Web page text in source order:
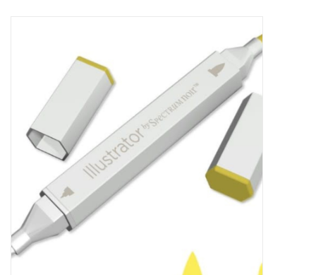
WORKSHOPS
SPECIALS
TOOLS